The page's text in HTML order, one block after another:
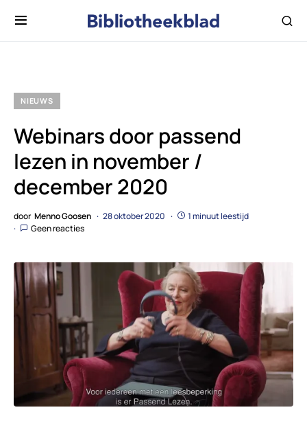
NIEUWS
Webinars door passend
lezen in november /
december 2020
door Menno Goosen 28 oktober 2020
1 minuut leestijd
Geen reacties